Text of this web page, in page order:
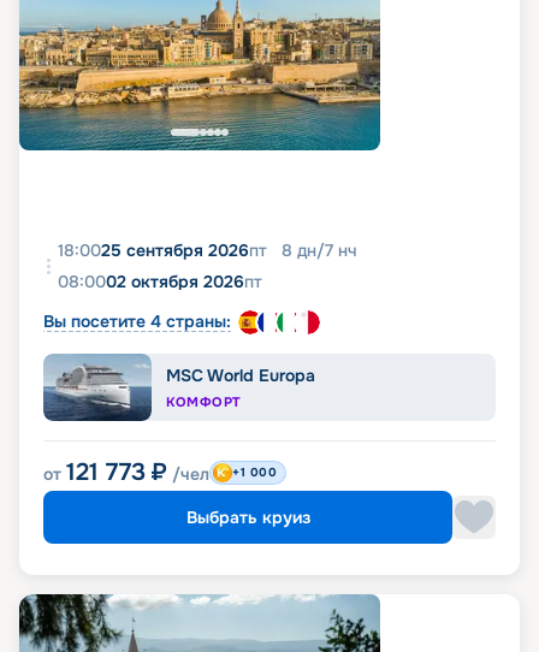
18:0025 сентября 2026пт 8 дн/7 нч
08:0002 октября 2026пт
Вы посетите 4 страны:
MSC World Europa
КОМФОРТ
от 121 773 ₽ /чел +1 000
Выбрать круиз